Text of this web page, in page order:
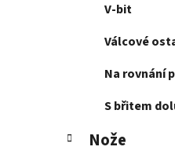
V-bit
Válcové
Na rovnání
S břitem
Nože